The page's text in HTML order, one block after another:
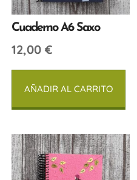
Cuaderno A6 Saxo
12,00 €
AÑADIR AL CARRITO